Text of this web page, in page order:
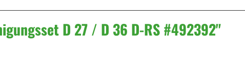
D 27 / D 36 D-RS #492392"